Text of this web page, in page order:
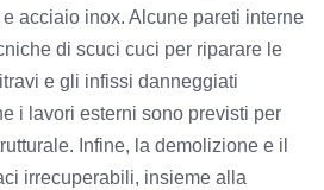
acciaio inox. Alcune pareti interne
di scuci cuci per riparare le
e gli infissi danneggiati
i lavori esterni sono previsti per
Infine, la demolizione e il
irrecuperabili, insieme alla